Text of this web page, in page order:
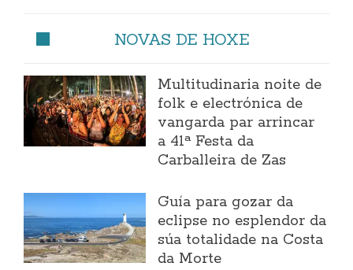
NOVAS DE HOXE
Multitudinaria noite de
folk e electrónica de
vangarda par arrincar
a 41ª Festa da
Carballeira de Zas
Guía para gozar da
eclipse no esplendor da
súa totalidade na Costa
da Morte